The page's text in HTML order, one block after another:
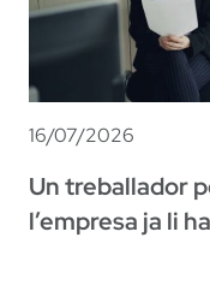
16/07/2026
Un treballador
l’empresa ja li